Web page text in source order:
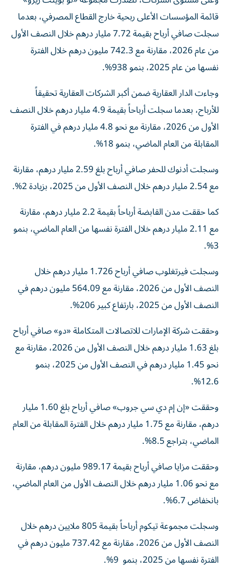
قائمة المؤسسات الأعلى ربحية خارج القطاع المصرفي، بعدما
سجلت صافي أرباح بقيمة 7.72 مليار درهم خلال النصف الأول
من عام 2026، مقارنة مع 742.3 مليون درهم خلال الفترة
نفسها من عام 2025، بنمو 938%.
وجاءت الدار العقارية ضمن أكبر الشركات العقارية تحقيقاً
للأرباح، بعدما سجلت أرباحاً بقيمة 4.9 مليار درهم خلال النصف
الأول من 2026، مقارنة مع نحو 4.8 مليار درهم في الفترة
المقابلة من العام الماضي، بنمو 18%.
وسجلت أدنوك للحفر صافي أرباح بلغ 2.59 مليار درهم، مقارنة
مع 2.54 مليار درهم خلال النصف الأول من 2025، بزيادة 2%.
كما حققت مدن القابضة أرباحاً بقيمة 2.2 مليار درهم، مقارنة
مع 2.11 مليار درهم خلال الفترة نفسها من العام الماضي، بنمو
3%.
وسجلت فيرتغلوب صافي أرباح 1.726 مليار درهم خلال
النصف الأول من 2026، مقارنة مع 564.09 مليون درهم في
النصف الأول من 2025، بارتفاع كبير 206%.
وحققت شركة الإمارات للاتصالات المتكاملة «دو» صافي أرباح
بلغ 1.63 مليار درهم خلال النصف الأول من 2026، مقارنة مع
نحو 1.45 مليار درهم في النصف الأول من 2025، بنمو
12.6%.
وحققت «إن إم دي سي جروب» صافي أرباح بلغ 1.60 مليار
درهم، مقارنة مع 1.75 مليار درهم خلال الفترة المقابلة من العام
الماضي، بتراجع 8.5%.
وحققت مزايا صافي أرباح بقيمة 989.17 مليون درهم، مقارنة
مع نحو 1.06 مليار درهم خلال النصف الأول من العام الماضي،
بانخفاض 6.7%.
وسجلت مجموعة تيكوم أرباحاً بقيمة 805 ملايين درهم خلال
النصف الأول من 2026، مقارنة مع 737.42 مليون درهم في
الفترة نفسها من 2025، بنمو 9%.